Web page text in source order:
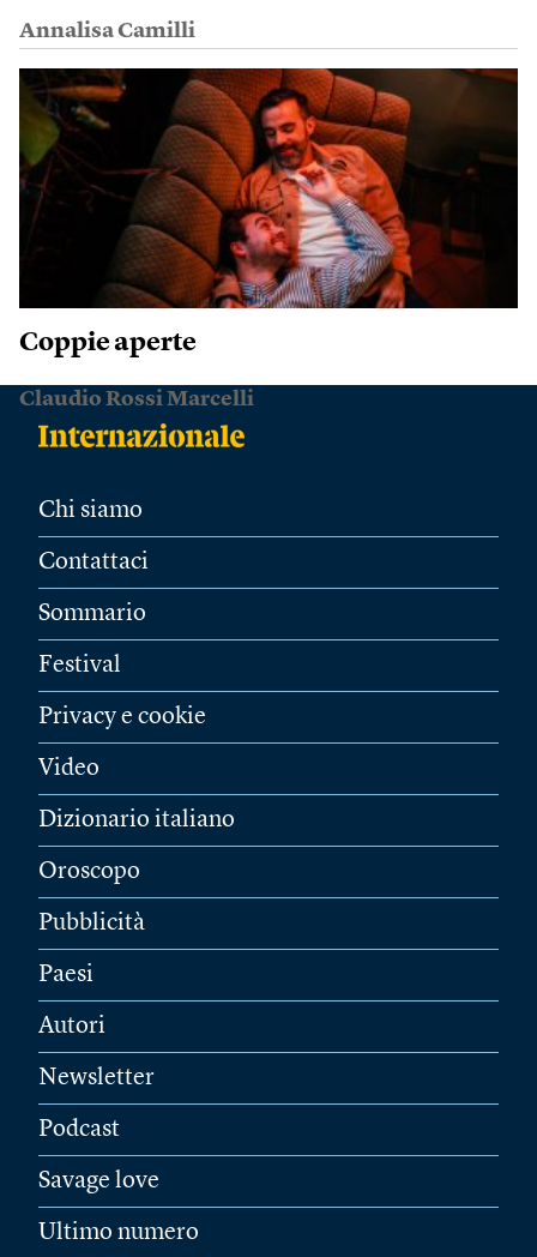
Annalisa Camilli
Coppie aperte
Claudio Rossi Marcelli
Chi siamo
Contattaci
Sommario
Festival
Privacy e cookie
Video
Dizionario italiano
Oroscopo
Pubblicità
Paesi
Autori
Newsletter
Podcast
Savage love
Ultimo numero